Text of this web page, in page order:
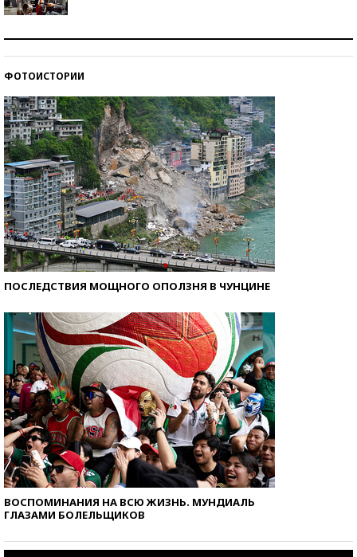
ФОТОИСТОРИИ
ПОСЛЕДСТВИЯ МОЩНОГО ОПОЛЗНЯ В ЧУНЦИНЕ
ВОСПОМИНАНИЯ НА ВСЮ ЖИЗНЬ. МУНДИАЛЬ
ГЛАЗАМИ БОЛЕЛЬЩИКОВ